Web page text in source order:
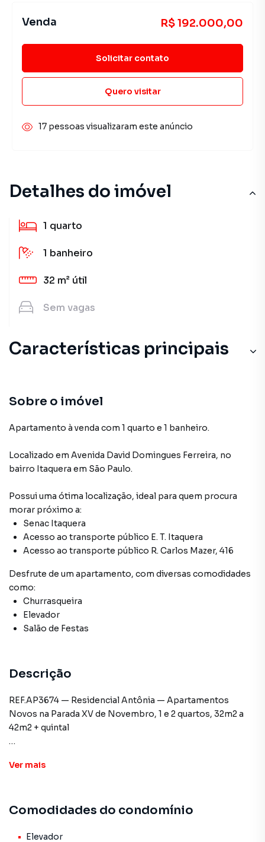
Detalhes do imóvel
1 quarto
1 banheiro
32 m² útil
Sem vagas
Características principais
Sobre o imóvel
Apartamento à venda com 1 quarto e 1 banheiro.
Localizado em Avenida David Domingues Ferreira, no
bairro Itaquera em São Paulo.
Possui uma ótima localização, ideal para quem procura
morar próximo a:
Senac Itaquera
Acesso ao transporte público E. T. Itaquera
Acesso ao transporte público R. Carlos Mazer, 416
Desfrute de um apartamento, com diversas comodidades
como:
Churrasqueira
Elevador
Salão de Festas
Descrição
REF.AP3674 — Residencial Antônia — Apartamentos
Novos na Parada XV de Novembro, 1 e 2 quartos, 32m2 a
42m2 + quintal
da Zona Leste pensado para quem busca conforto,
quartos, opções com terraço, quintal ou área externa
Ver mais
Comodidades do condomínio
Elevador
Venda R$ 192.000,00
Solicitar contato
Quero visitar
17 pessoas visualizaram este anúncio